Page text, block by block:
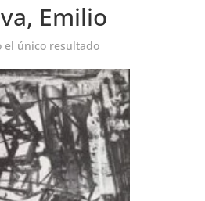
Emilio
el único resultado